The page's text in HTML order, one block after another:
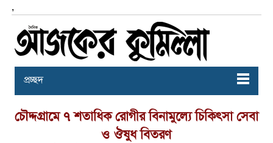
,
প্রচ্ছদ
চৌদ্দগ্রামে ৭ শতাধিক রোগীর বিনামুল্যে চিকিৎসা সেবা
ও ঔষুধ বিতরণ